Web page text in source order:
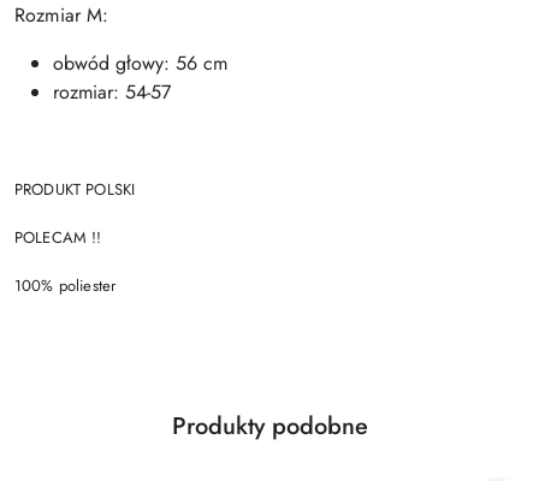
Rozmiar M:
obwód głowy: 56 cm
rozmiar: 54-57
PRODUKT POLSKI
POLECAM !!
100% poliester
Pomiń karuzelę produktów
Produkty
Produkty podobne